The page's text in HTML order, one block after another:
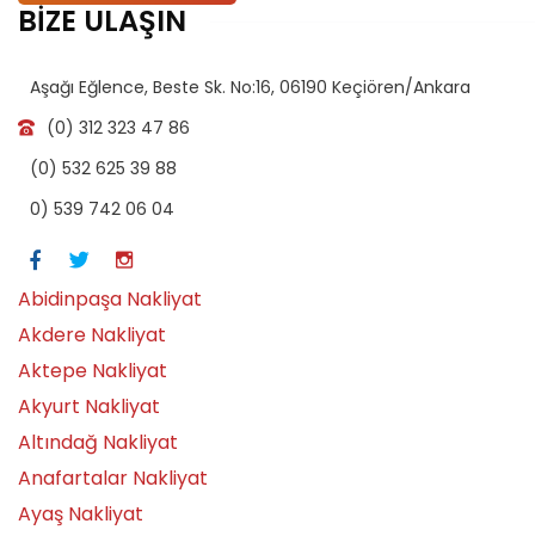
BİZE ULAŞIN
Aşağı Eğlence, Beste Sk. No:16, 06190 Keçiören/Ankara
(0) 312 323 47 86
(0) 532 625 39 88
0) 539 742 06 04
Abidinpaşa Nakliyat
Akdere Nakliyat
Aktepe Nakliyat
Akyurt Nakliyat
Altındağ Nakliyat
Anafartalar Nakliyat
Ayaş Nakliyat